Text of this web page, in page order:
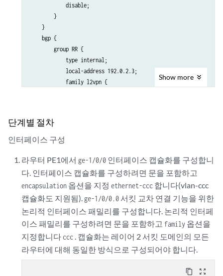
        interface fxp0.0 {
            disable;
        }
    }
    bgp {
        group RR {
            type internal;
            local-address 192.0.2.3;
            family l2vpn {
        }
    }
        traffic-engineering;
        area 0.0.0.0 {
            interface fxp0.0 {
                disable;
            }
        }
    }
    ldp {
Show more
단계별 절차
인터페이스 구성
라우터 PE1에서 ge-1/0/0 인터페이스 캡슐화를 구성합니
다. 인터페이스 캡슐화를 구성하려면 문을 포함하고
encapsulation 옵션을 지정ethernet-ccc 합니다(vlan-ccc
캡슐화도 지원됨). ge-1/0/0.0 서킷 교차 연결 기능을 위한
논리적 인터페이스 패밀리를 구성합니다. 논리적 인터페
이스 패밀리를 구성하려면 문을 포함하고 family 옵션을
지정합니다 ccc . 캡슐화는 레이어 2 서킷 도메인의 모든
라우터에 대해 동일한 방식으로 구성되어야 합니다.
content_copy zoom_out_map